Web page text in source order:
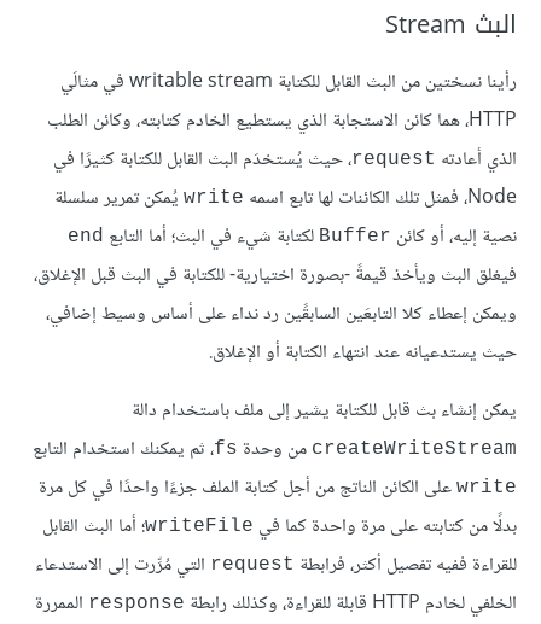
البث Stream
رأينا نسختين من البث القابل للكتابة writable stream في مثالَي
HTTP، هما كائن الاستجابة الذي يستطيع الخادم كتابته، وكائن الطلب
الذي أعادته request، حيث يُستخدَم البث القابل للكتابة كثيرًا في
Node، فمثل تلك الكائنات لها تابع اسمه
write يُمكن تمرير سلسلة
نصية إليه، أو كائن Buffer لكتابة شيء في البث؛ أما التابع end
فيغلق البث ويأخذ قيمةً -بصورة اختيارية- للكتابة في البث قبل الإغلاق،
ويمكن إعطاء كلا التابعَين السابقًين رد نداء على أساس وسيط إضافي،
حيث يستدعيانه عند انتهاء الكتابة أو الإغلاق.
يمكن إنشاء بث قابل للكتابة يشير إلى ملف باستخدام دالة
createWriteStream من وحدة fs، ثم يمكنك استخدام التابع
write على الكائن الناتج من أجل كتابة الملف جزءًا واحدًا في كل مرة
بدلًا من كتابته على مرة واحدة كما في writeFile؛ أما البث القابل
للقراءة ففيه تفصيل أكثر، فرابطة request التي مُرِّرت إلى الاستدعاء
الخلفي لخادم HTTP قابلة للقراءة، وكذلك رابطة
response الممررة